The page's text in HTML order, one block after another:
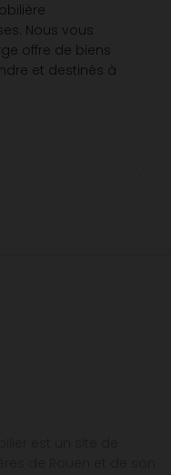
Nous vous
offre de biens
et destinés à